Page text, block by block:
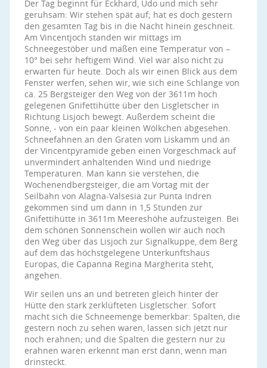
Der Tag beginnt für Eckhard, Udo und mich sehr
geruhsam: Wir stehen spät auf; hat es doch gestern
den gesamten Tag bis in die Nacht hinein geschneit.
Am Vincentjoch standen wir mittags im
Schneegestöber und maßen eine Temperatur von –
10° bei sehr heftigem Wind. Viel war also nicht zu
erwarten für heute. Doch als wir einen Blick aus dem
Fenster werfen, sehen wir, wie sich eine Schlange von
ca. 25 Bergsteiger den Weg von der 3611m hoch
gelegenen Gnifettihütte über den Lisgletscher in
Richtung Lisjoch bewegt. Außerdem scheint die
Sonne, - von ein paar kleinen Wölkchen abgesehen.
Schneefahnen an den Graten vom Liskamm und an
der Vincentpyramide geben einen Vorgeschmack auf
unvermindert anhaltenden Wind und niedrige
Temperaturen. Man kann sie verstehen, die
Wochenendbergsteiger, die am Vortag mit der
Seilbahn von Alagna-Valsesia zur Punta Indren
gekommen sind um dann in 1,5 Stunden zur
Gnifettihütte in 3611m Meereshöhe aufzusteigen. Bei
dem schönen Sonnenschein wollen wir auch noch
den Weg über das Lisjoch zur Signalkuppe, dem Berg
auf dem das höchstgelegene Unterkunftshaus
Europas, die Capanna Regina Margherita steht,
angehen.
Wir seilen uns an und betreten gleich hinter der
Hütte den stark zerklüfteten Lisgletscher. Sofort
macht sich die Schneemenge bemerkbar: Spalten, die
gestern noch zu sehen waren, lassen sich jetzt nur
noch erahnen; und die Spalten die gestern nur zu
erahnen waren erkennt man erst dann, wenn man
drinsteckt.